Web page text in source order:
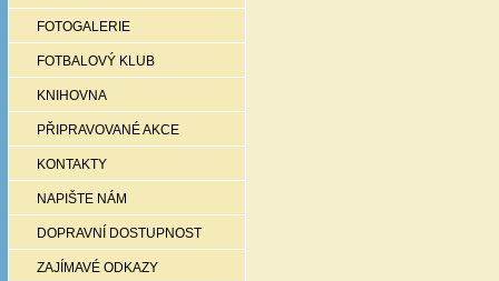
FOTOGALERIE
FOTBALOVÝ KLUB
KNIHOVNA
PŘIPRAVOVANÉ AKCE
KONTAKTY
NAPIŠTE NÁM
DOPRAVNÍ DOSTUPNOST
ZAJÍMAVÉ ODKAZY